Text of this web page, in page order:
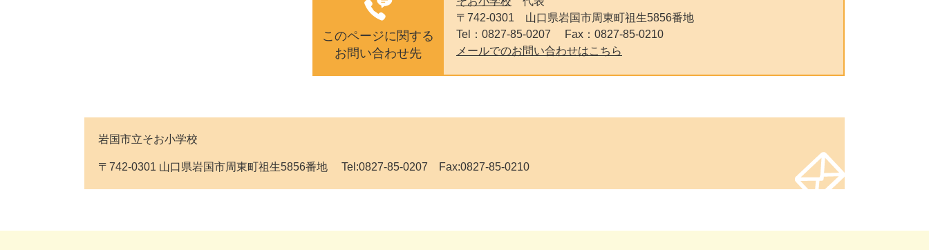
このページに関する
お問い合わせ先
〒742-0301
山口県岩国市周東町祖生5856番地
Tel：0827-85-0207
Fax：0827-85-0210
メールでのお問い合わせはこちら
岩国市立そお小学校
〒742-0301 山口県岩国市周東町祖生5856番地 Tel:0827-85-0207 Fax:0827-85-0210